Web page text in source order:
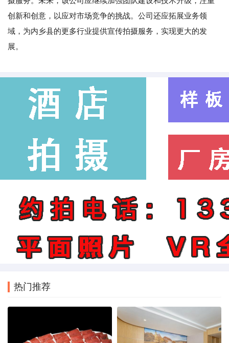
创新和创意，以应对市场竞争的挑战。公司还应拓展业务领
域，为内乡县的更多行业提供宣传拍摄服务，实现更大的发
展。
热门推荐